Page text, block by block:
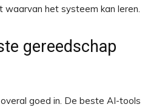
waarvan het systeem kan leren.
gereedschap
goed in. De beste AI-tools